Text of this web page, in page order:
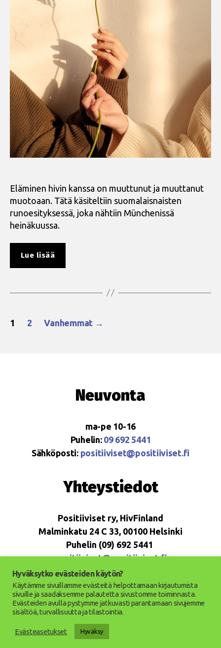
Eläminen hivin kanssa on muuttunut ja muuttanut
muotoaan. Tätä käsiteltiin suomalaisnaisten
runoesityksessä, joka nähtiin Münchenissä
heinäkuussa.
Lue lisää
Artikkelien
1 2 Vanhemmat →
Neuvonta
ma-pe 10-16
Puhelin: 09 692 5441
Sähköposti: positiiviset@positiiviset.fi
Yhteystiedot
Positiiviset ry, HivFinland
Malminkatu 24 C 33, 00100 Helsinki
Puhelin (09) 692 5441
positiiviset@positiiviset.fi
© 2026 Positiiviset ry
Tietosuojaseloste
Hyväksytko evästeiden käytön?
Käytämme sivuillamme evästeitä helpottamaan kirjautumista
sivuille ja saadaksemme palautetta sivustomme toiminnasta.
Evästeiden avulla pystymme jatkuvasti parantamaan sivujemme
sisältöä, turvallisuutta ja tilastointia.
Evästeasetukset Hyväksy